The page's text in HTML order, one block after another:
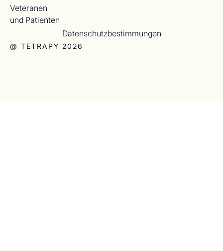
Veteranen
und Patienten
@ TETRAPY 2026
Datenschutzbestimmungen